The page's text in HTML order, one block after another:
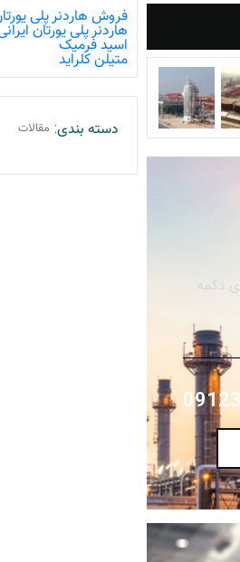
دکمه
فروش هاردنر پلی
هاردنر پلی یورتان
اسید فرمیک
متیلن کلراید
دسته بندی: مقالات